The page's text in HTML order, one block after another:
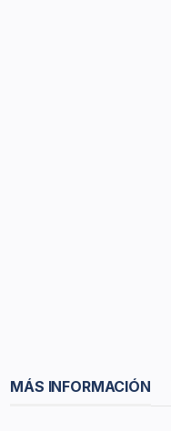
MÁS INFORMACIÓN